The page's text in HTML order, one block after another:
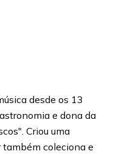
desde os 13
e dona da
Criou uma
também coleciona e